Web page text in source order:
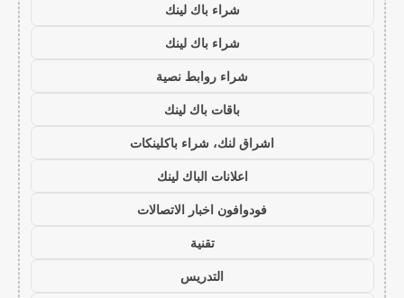
شراء باك لينك
شراء باك لينك
شراء روابط نصية
باقات باك لينك
اشراق لنك، شراء باكلينكات
اعلانات الباك لينك
فودوافون اخبار الاتصالات
تقنية
التدريس